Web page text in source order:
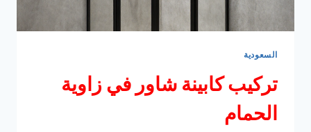
السعودية
تركيب كابينة شاور في زاوية
الحمام